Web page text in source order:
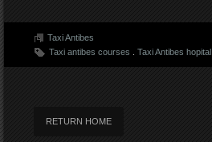
Taxi Antibes
Taxi antibes courses
Taxi Antibes hopital
RETURN HOME